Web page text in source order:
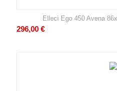
Elleci Ego 450 Avena
296,00 €